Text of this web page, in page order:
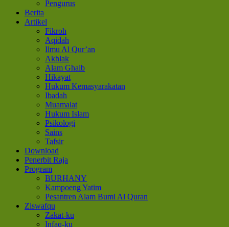
Pengurus
Berita
Artikel
Fikroh
Aqidah
Ilmu Al Qur’an
Akhlak
Alam Ghaib
Hikayat
Hukum Kemasyarakatan
Ibadah
Muamalat
Hukum Islam
Psikologi
Sains
Tafsir
Download
Penerbit Raja
Program
BURHANY
Kampoeng Yatim
Pesantren Alam Bumi Al Quran
Ziswafqu
Zakat-ku
Infaq-ku